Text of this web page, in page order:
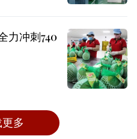
力冲刺740
多